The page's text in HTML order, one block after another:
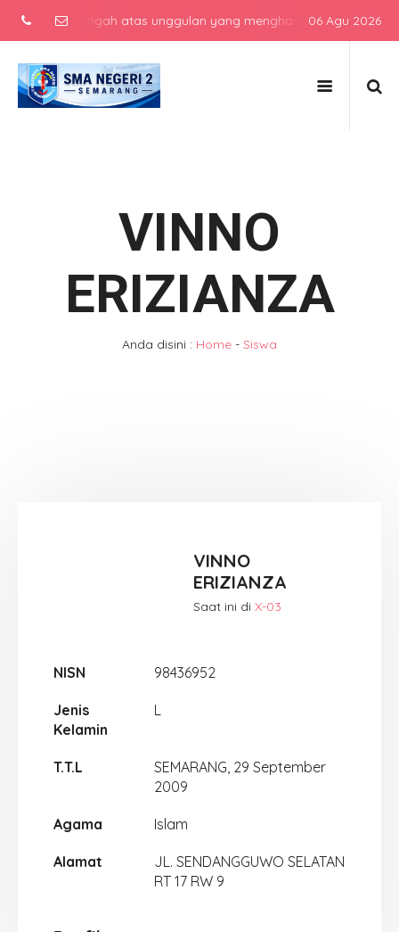
menengah atas unggulan yang menghasilkan lulusan
06 Agu 2026
VINNO
ERIZIANZA
Anda disini : Home - Siswa
VINNO
ERIZIANZA
Saat ini diX-03
NISN 98436952
Jenis
Kelamin
L
T.T.L
SEMARANG, 29 September
2009
Agama Islam
Alamat
JL. SENDANGGUWO SELATAN
RT 17 RW 9